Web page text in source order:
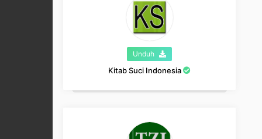
Unduh
Kitab Suci Indonesia